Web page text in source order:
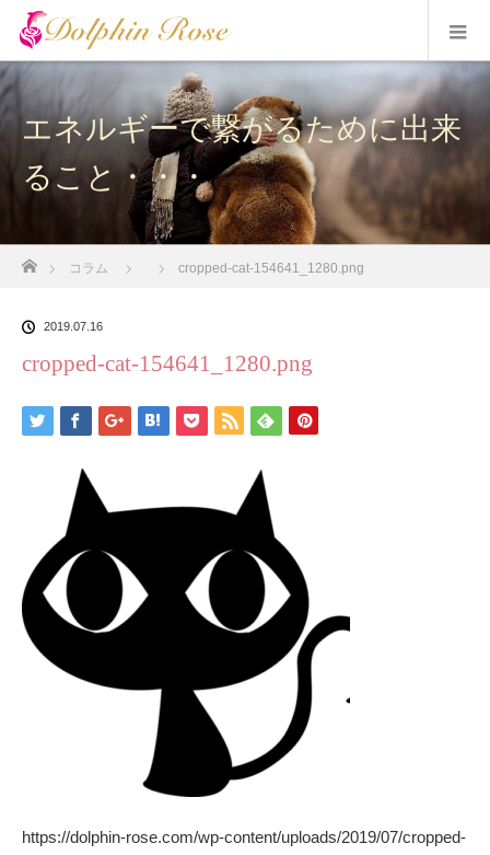
エネルギーで繋がるために出来
ること・・・
コラム cropped-cat-154641_1280.png
2019.07.16
cropped-cat-154641_1280.png
https://dolphin-rose.com/wp-content/uploads/2019/07/cropped-